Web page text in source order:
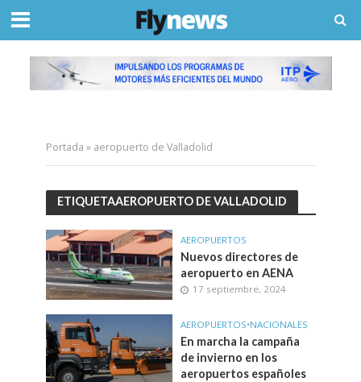
Portada » aeropuerto de Valladolid
ETIQUETAAEROPUERTO DE VALLADOLID
AEROPUERTOS
Nuevos directores de
aeropuerto en AENA
17 septiembre, 2024
AEROPUERTOS•NACIONALES
En marcha la campaña
de invierno en los
aeropuertos españoles